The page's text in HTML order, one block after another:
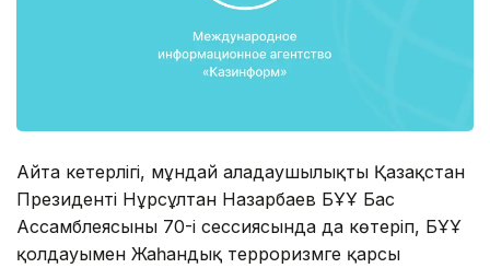
Айта кетерлігі, мұндай алаңдаушылықты Қазақстан
Президенті Нұрсұлтан Назарбаев БҰҰ Бас
Ассамблеясының 70-і сессиясында да көтеріп, БҰҰ
қолдауымен Жаһандық терроризмге қарсы